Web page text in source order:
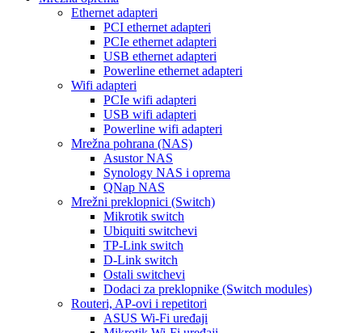
Ethernet adapteri
PCI ethernet adapteri
PCIe ethernet adapteri
USB ethernet adapteri
Powerline ethernet adapteri
Wifi adapteri
PCIe wifi adapteri
USB wifi adapteri
Powerline wifi adapteri
Mrežna pohrana (NAS)
Asustor NAS
Synology NAS i oprema
QNap NAS
Mrežni preklopnici (Switch)
Mikrotik switch
Ubiquiti switchevi
TP-Link switch
D-Link switch
Ostali switchevi
Dodaci za preklopnike (Switch modules)
Routeri, AP-ovi i repetitori
ASUS Wi-Fi uređaji